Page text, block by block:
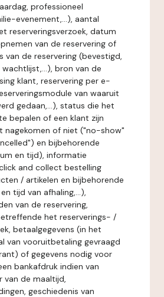
professioneel
evenement,...), aantal
reserveringsverzoek, datum
van de reservering of
van de reservering (bevestigd,
bron van de
klant, reservering per e-
van waaruit
gedaan,...), status die het
bepalen of een klant zijn
nagekomen of niet ("no-show"
en bijbehorende
en tijd), informatie
and collect bestelling
/ artikelen en bijbehorende
tijd van afhaling,...),
van de reservering,
het reserverings- /
betaalgegevens (in het
van vooruitbetaling gevraagd
of gegevens nodig voor
bankafdruk indien van
van de maaltijd,
geschiedenis van